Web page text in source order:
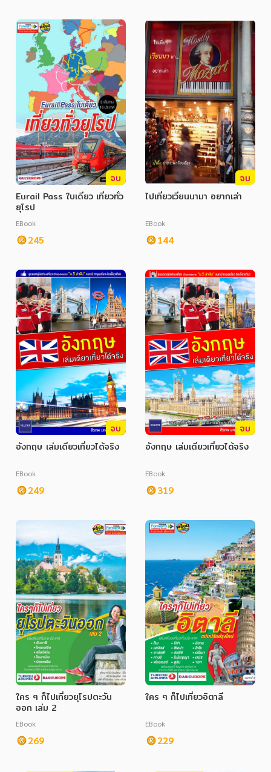
จบ
Eurail Pass ใบเดียว เที่ยวทั่ว
ยุโรป
EBook
245
จบ
ไปเที่ยวเวียนนามา อยากเล่า
EBook
144
จบ
อังกฤษ เล่มเดียวเที่ยวได้จริง
EBook
249
จบ
อังกฤษ เล่มเดียวเที่ยวได้จริง
EBook
319
ใคร ๆ ก็ไปเที่ยวยุโรปตะวัน
ออก เล่ม 2
EBook
269
ใคร ๆ ก็ไปเที่ยวอิตาลี
EBook
229